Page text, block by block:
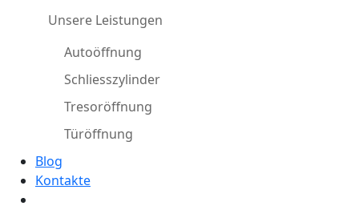
Unsere Leistungen
Autoöffnung
Schliesszylinder
Tresoröffnung
Türöffnung
Blog
Kontakte